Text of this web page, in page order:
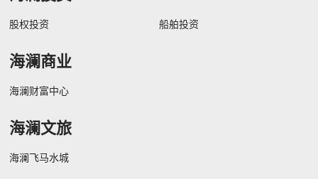
股权投资 船舶投资
海澜商业
海澜财富中心
海澜文旅
海澜飞马水城